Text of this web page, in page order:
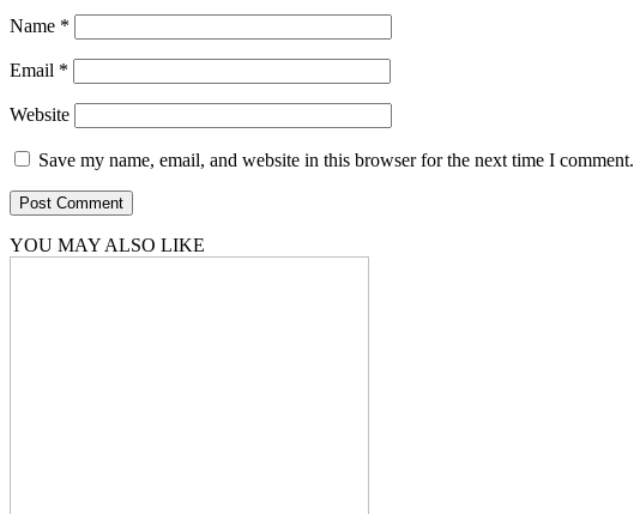
Name *
Email *
Website
Save my name, email, and website in this browser for the next time I comment.
YOU MAY ALSO LIKE